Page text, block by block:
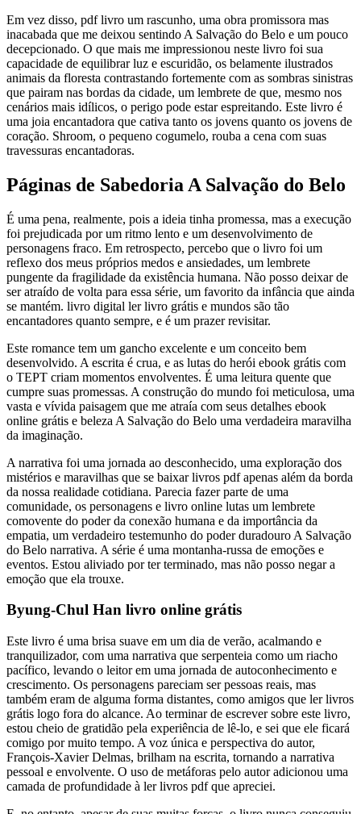
Em vez disso, pdf livro um rascunho, uma obra promissora mas
inacabada que me deixou sentindo A Salvação do Belo e um pouco
decepcionado. O que mais me impressionou neste livro foi sua
capacidade de equilibrar luz e escuridão, os belamente ilustrados
animais da floresta contrastando fortemente com as sombras sinistras
que pairam nas bordas da cidade, um lembrete de que, mesmo nos
cenários mais idílicos, o perigo pode estar espreitando. Este livro é
uma joia encantadora que cativa tanto os jovens quanto os jovens de
coração. Shroom, o pequeno cogumelo, rouba a cena com suas
travessuras encantadoras.
Páginas de Sabedoria A Salvação do Belo
É uma pena, realmente, pois a ideia tinha promessa, mas a execução
foi prejudicada por um ritmo lento e um desenvolvimento de
personagens fraco. Em retrospecto, percebo que o livro foi um
reflexo dos meus próprios medos e ansiedades, um lembrete
pungente da fragilidade da existência humana. Não posso deixar de
ser atraído de volta para essa série, um favorito da infância que ainda
se mantém. livro digital ler livro grátis e mundos são tão
encantadores quanto sempre, e é um prazer revisitar.
Este romance tem um gancho excelente e um conceito bem
desenvolvido. A escrita é crua, e as lutas do herói ebook grátis com
o TEPT criam momentos envolventes. É uma leitura quente que
cumpre suas promessas. A construção do mundo foi meticulosa, uma
vasta e vívida paisagem que me atraía com seus detalhes ebook
online grátis e beleza A Salvação do Belo uma verdadeira maravilha
da imaginação.
A narrativa foi uma jornada ao desconhecido, uma exploração dos
mistérios e maravilhas que se baixar livros pdf apenas além da borda
da nossa realidade cotidiana. Parecia fazer parte de uma
comunidade, os personagens e livro online lutas um lembrete
comovente do poder da conexão humana e da importância da
empatia, um verdadeiro testemunho do poder duradouro A Salvação
do Belo narrativa. A série é uma montanha-russa de emoções e
eventos. Estou aliviado por ter terminado, mas não posso negar a
emoção que ela trouxe.
Byung-Chul Han livro online grátis
Este livro é uma brisa suave em um dia de verão, acalmando e
tranquilizador, com uma narrativa que serpenteia como um riacho
pacífico, levando o leitor em uma jornada de autoconhecimento e
crescimento. Os personagens pareciam ser pessoas reais, mas
também eram de alguma forma distantes, como amigos que ler livros
grátis logo fora do alcance. Ao terminar de escrever sobre este livro,
estou cheio de gratidão pela experiência de lê-lo, e sei que ele ficará
comigo por muito tempo. A voz única e perspectiva do autor,
François-Xavier Delmas, brilham na escrita, tornando a narrativa
pessoal e envolvente. O uso de metáforas pelo autor adicionou uma
camada de profundidade à ler livros pdf que apreciei.